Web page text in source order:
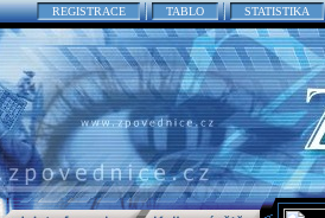
REGISTRACE TABLO STATISTIKA